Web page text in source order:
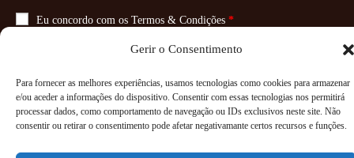
Gerir o Consentimento
Para fornecer as melhores experiências, usamos tecnologias como cookies para armazenar
e/ou aceder a informações do dispositivo. Consentir com essas tecnologias nos permitirá
processar dados, como comportamento de navegação ou IDs exclusivos neste site. Não
consentir ou retirar o consentimento pode afetar negativamante certos recursos e funções.
Eu concordo com os Termos & Condições *
Copyright 2026 - Powered ByPaginadoze - Soluções Informáticas